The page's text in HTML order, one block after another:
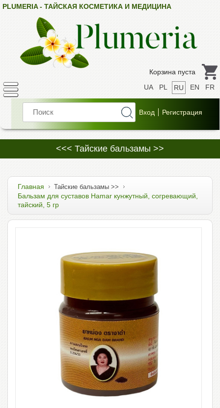
PLUMERIA - ТАЙСКАЯ КОСМЕТИКА И МЕДИЦИНА
Корзина пуста
UA
PL RU EN FR
<<< Тайские бальзамы >>
Главная Тайские бальзамы >>
Бальзам для суставов Hamar кунжутный, согревающий,
тайский, 5 гр